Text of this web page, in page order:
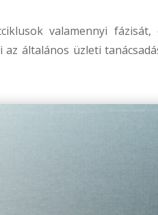
valamennyi
általános üzleti